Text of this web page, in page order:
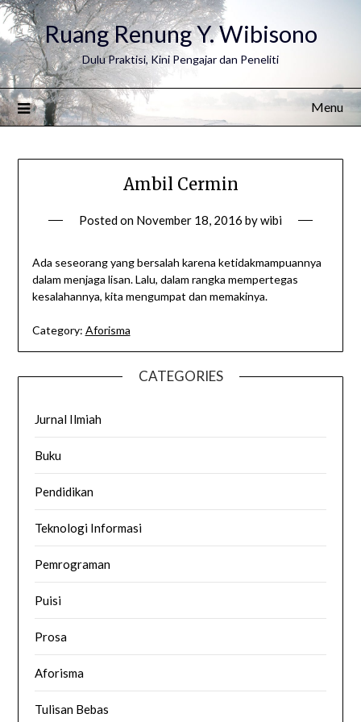
Ruang Renung Y. Wibisono
Dulu Praktisi, Kini Pengajar dan Peneliti
Menu
Ambil Cermin
Posted on November 18, 2016 bywibi
Ada seseorang yang bersalah karena ketidakmampuannya
dalam menjaga lisan. Lalu, dalam rangka mempertegas
kesalahannya, kita mengumpat dan memakinya.
Category: Aforisma
CATEGORIES
Jurnal Ilmiah
Buku
Pendidikan
Teknologi Informasi
Pemrograman
Puisi
Prosa
Aforisma
Tulisan Bebas